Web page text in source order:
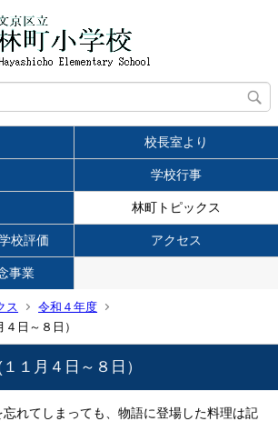
校長室より
学校行事
林町トピックス
校評価 アクセス
事業
ス
令和４年度
日～８日）
１月４日～８日）
れてしまっても、物語に登場した料理は記